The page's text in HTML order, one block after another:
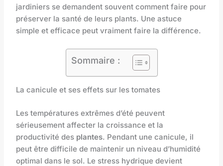
jardiniers se demandent souvent comment faire pour
préserver la santé de leurs plants. Une astuce
simple et efficace peut vraiment faire la différence.
Sommaire :
La canicule et ses effets sur les tomates
Les températures extrêmes d’été peuvent
sérieusement affecter la croissance et la
productivité des plantes. Pendant une canicule, il
peut être difficile de maintenir un niveau d’humidité
optimal dans le sol. Le stress hydrique devient